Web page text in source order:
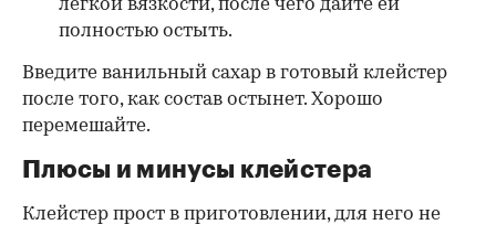
легкой вязкости, после чего дайте ей
полностью остыть.
Введите ванильный сахар в готовый клейстер
после того, как состав остынет. Хорошо
перемешайте.
Плюсы и минусы клейстера
Клейстер прост в приготовлении, для него не